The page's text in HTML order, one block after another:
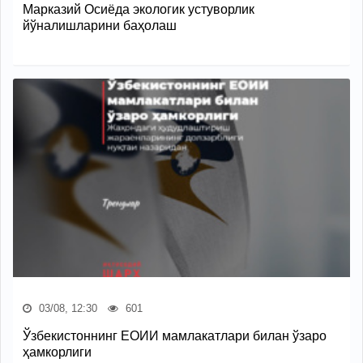
Марказий Осиёда экологик устуворлик
йўналишларини баҳолаш
03/08, 12:30 601
Ўзбекистоннинг ЕОИИ мамлакатлари билан ўзаро
ҳамкорлиги